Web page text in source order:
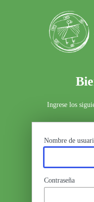
Ingrese los
Nombre de
Contraseña